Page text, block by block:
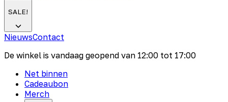
SALE!
NieuwsContact
De winkel is vandaag geopend van 12:00 tot 17:00
Net binnen
Cadeaubon
Merch